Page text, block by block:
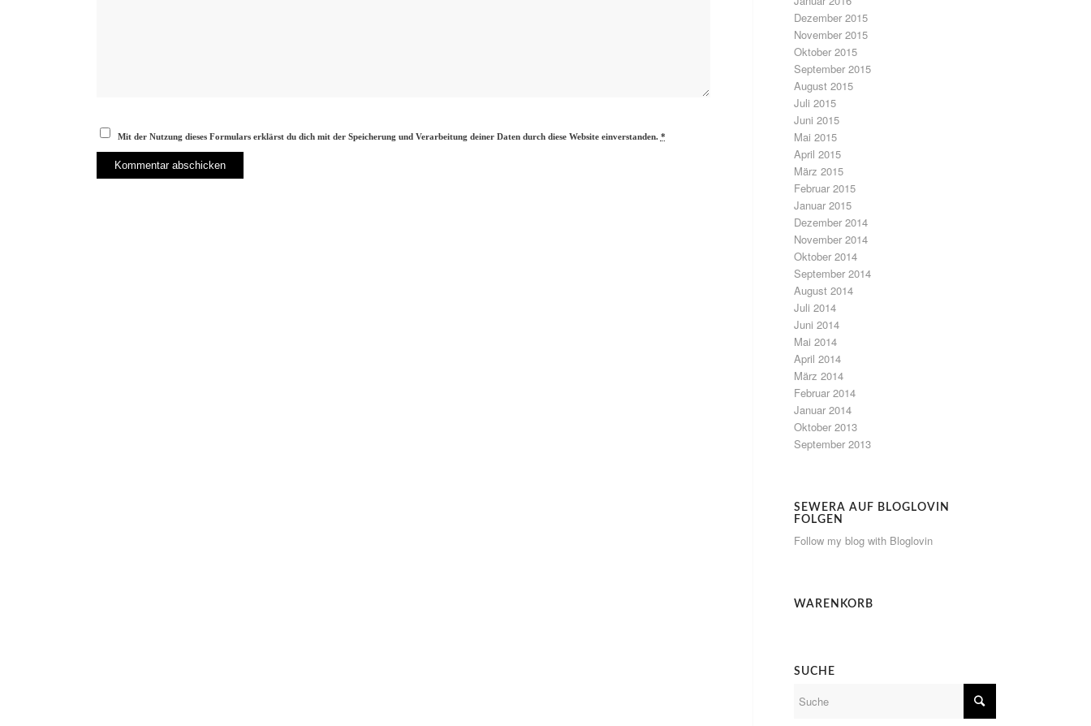
Mit der Nutzung dieses Formulars erklärst du dich mit der Speicherung und Verarbeitung deiner Daten durch diese Website einverstanden. *
Dezember 2015
November 2015
Oktober 2015
September 2015
August 2015
Juli 2015
Juni 2015
Mai 2015
April 2015
März 2015
Februar 2015
Januar 2015
Dezember 2014
November 2014
Oktober 2014
September 2014
August 2014
Juli 2014
Juni 2014
Mai 2014
April 2014
März 2014
Februar 2014
Januar 2014
Oktober 2013
September 2013
SEWERA AUF BLOGLOVIN
FOLGEN
Follow my blog with Bloglovin
WARENKORB
SUCHE